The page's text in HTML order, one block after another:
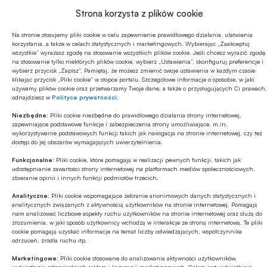
Strona korzysta z plików cookie
Na stronie stosujemy pliki cookie w celu zapewnienie prawidłowego działania, ułatwienia
korzystania, a także w celach statystycznych i marketingowych. Wybierając „Zaakceptuj
wszystkie” wyrażasz zgodę na stosowanie wszystkich plików cookie. Jeśli chcesz wyrazić zgodę
na stosowanie tylko niektórych plików cookie, wybierz „Ustawienia”, skonfiguruj preferencje i
wybierz przycisk „Zapisz”. Pamiętaj, że możesz zmienić swoje ustawienia w każdym czasie
klikając przycisk „Pliki cookie” w stopce portalu. Szczegółowe informacje o sposobie, w jaki
używamy plików cookie oraz przetwarzamy Twoje dane, a także o przysługujących Ci prawach,
odnajdziesz wPolityce prywatności
Niezbędne: Pliki cookie niezbędne do prawidłowego działania strony internetowej,
zapewniające podstawowe funkcje i zabezpieczenia strony umożliwiające, m.in.
wykorzystywanie podstawowych funkcji takich jak nawigacja na stronie internetowej, czy tez
dostęp do jej obszarów wymagających uwierzytelnienia.
Funkcjonalne: Pliki cookie, które pomagają w realizacji pewnych funkcji, takich jak
udostępnianie zawartości strony internetowej na platformach mediów społecznościowych,
zbieranie opinii i innych funkcji podmiotów trzecich.
Analityczne: Pliki cookie wspomagające zebranie anonimowych danych statystycznych i
analitycznych związanych z aktywnością użytkowników na stronie internetowej. Pomagają
nam analizować liczbowe aspekty ruchu użytkowników na stronie internetowej oraz służą do
zrozumienia, w jaki sposób użytkownicy wchodzą w interakcje ze stroną internetową. Te pliki
cookie pomagają uzyskać informacje na temat liczby odwiedzających, współczynnika
odrzuceń, źródła ruchu itp.
Marketingowe: Pliki cookie stosowane do analizowania aktywności użytkowników,
Następuje rozdrobnienie i rozproszenie kompleksów
leśnych z powodu nieuregulowanych i zmieniających
się stosunków własnościowych gruntów. Często nie
ma planów zagospodarowania przestrzennego.
Brakuje spójnych i kompleksowych rozwiązań
formalnoprawnych w zakresie funkcjonowania lasów
komunalnych, uwzględniających specyfikę i rolę lasów